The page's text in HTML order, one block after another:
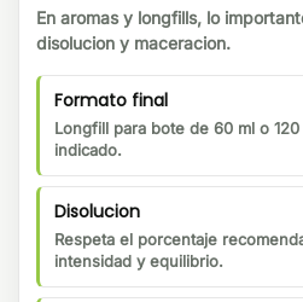
En aromas y longfills, lo
disolucion y maceracion.
Formato final
Longfill para bote de 60 ml o
indicado.
Disolucion
Respeta el porcentaje
intensidad y equilibrio.